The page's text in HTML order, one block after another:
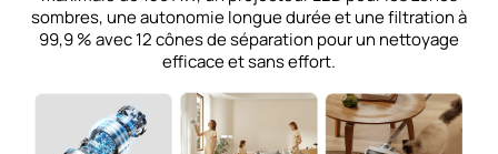
sombres, une autonomie longue durée et une filtration à
99,9 % avec 12 cônes de séparation pour un nettoyage
efficace et sans effort.